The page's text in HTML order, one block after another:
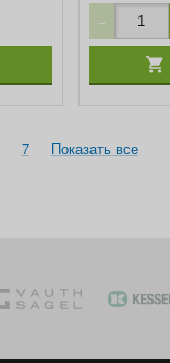
−
7 Показать все